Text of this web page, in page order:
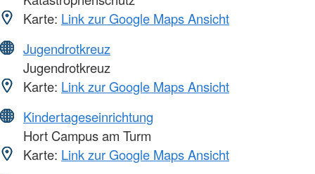
Karte: Link zur Google Maps Ansicht
Jugendrotkreuz
Jugendrotkreuz
Karte: Link zur Google Maps Ansicht
Kindertageseinrichtung
Hort Campus am Turm
Karte: Link zur Google Maps Ansicht